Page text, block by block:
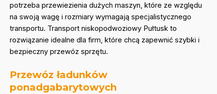
potrzeba przewiezienia dużych maszyn, które ze względu
na swoją wagę i rozmiary wymagają specjalistycznego
transportu. Transport niskopodwoziowy Pułtusk to
rozwiązanie idealne dla firm, które chcą zapewnić szybki i
bezpieczny przewóz sprzętu.
Przewóz ładunków
ponadgabarytowych